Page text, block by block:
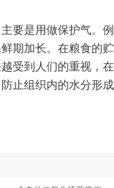
要是用做保护气。
期加长。在粮食的
受到人们的重视，
止组织内的水分形